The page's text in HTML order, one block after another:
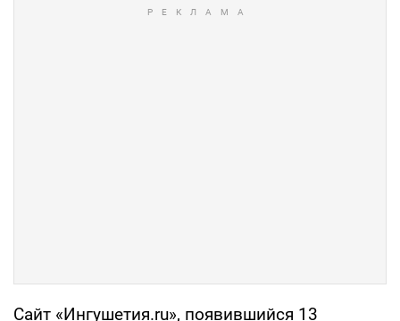
Сайт «Ингушетия.ru», появившийся 13